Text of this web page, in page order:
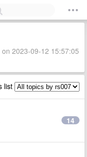
2023-09-12 15:57:05
list
14